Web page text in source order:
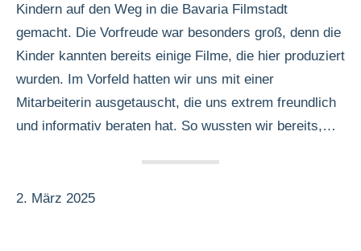
Kindern auf den Weg in die Bavaria Filmstadt
gemacht. Die Vorfreude war besonders groß, denn die
Kinder kannten bereits einige Filme, die hier produziert
wurden. Im Vorfeld hatten wir uns mit einer
Mitarbeiterin ausgetauscht, die uns extrem freundlich
und informativ beraten hat. So wussten wir bereits,…
2. März 2025